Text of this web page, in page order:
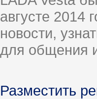
августе 2014
новости,
для общения
Разместить